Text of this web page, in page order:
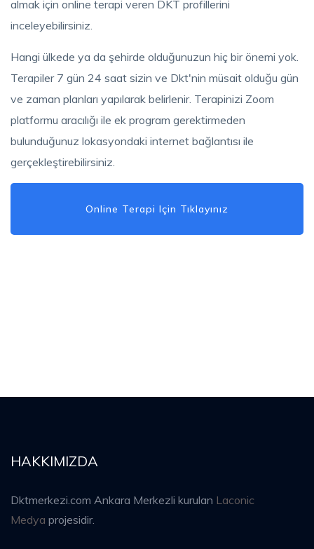
almak için online terapi veren DKT profillerini
inceleyebilirsiniz.
Hangi ülkede ya da şehirde olduğunuzun hiç bir önemi yok.
Terapiler 7 gün 24 saat sizin ve Dkt'nin müsait olduğu gün
ve zaman planları yapılarak belirlenir. Terapinizi Zoom
platformu aracılığı ile ek program gerektirmeden
bulunduğunuz lokasyondaki internet bağlantısı ile
gerçekleştirebilirsiniz.
Online Terapi Için Tıklayınız
HAKKIMIZDA
Dktmerkezi.com Ankara Merkezli kurulan Laconic
Medya projesidir.